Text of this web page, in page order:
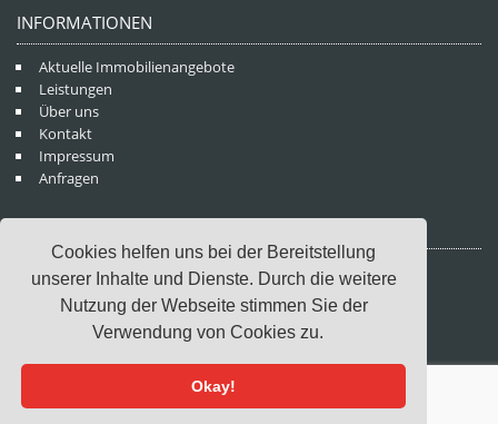
Cookies helfen uns bei der Bereitstellung
unserer Inhalte und Dienste. Durch die weitere
Nutzung der Webseite stimmen Sie der
Verwendung von Cookies zu.
Okay!
INFORMATIONEN
Aktuelle Immobilienangebote
Leistungen
Über uns
Kontakt
Impressum
Anfragen
WM Immobilien GmbH
Rathausstraße 36
19322 Wittenberge